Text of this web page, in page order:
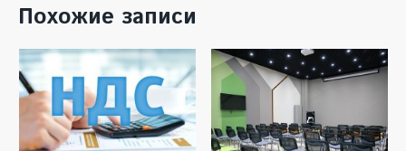
Похожие записи